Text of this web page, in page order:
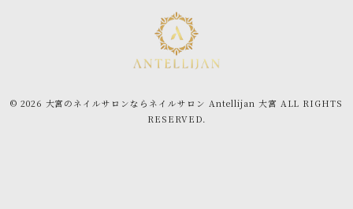
© 2026 大宮のネイルサロンならネイルサロン Antellijan 大宮 ALL RIGHTS
RESERVED.